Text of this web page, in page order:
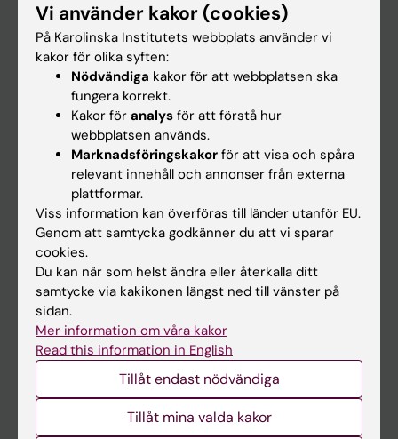
Forskarutbildning
Forskning
Kalender
Student
Ladok
Canvas
Schema
Studentmejlen
Kurs- och programwebbar
Vi använder kakor (cookies)
På Karolinska Institutets webbplats använder vi
kakor för olika syften:
Nödvändiga kakor för att webbplatsen ska
fungera korrekt.
Kakor för analys för att förstå hur
webbplatsen används.
Marknadsföringskakor för att visa och spåra
relevant innehåll och annonser från externa
plattformar.
Viss information kan överföras till länder utanför EU.
Genom att samtycka godkänner du att vi sparar
cookies.
Du kan när som helst ändra eller återkalla ditt
samtycke via kakikonen längst ned till vänster på
sidan.
Mer information om våra kakor
Read this information in English
Tillåt endast nödvändiga
Tillåt mina valda kakor